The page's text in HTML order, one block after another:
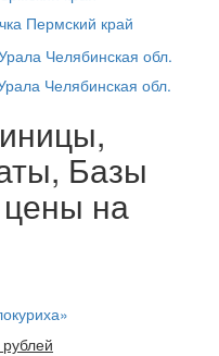
Пермский край
Челябинская обл.
Базы
на